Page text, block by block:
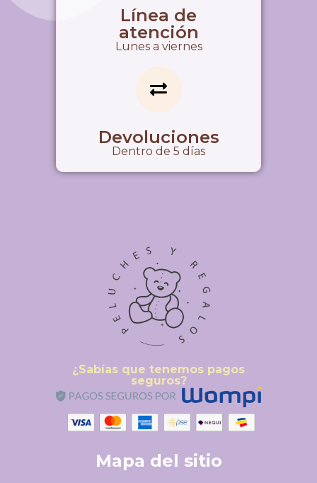
Línea de
atención
Lunes a viernes
Devoluciones
Dentro de 5 días
¿Sabías que tenemos pagos
seguros?
Mapa del sitio